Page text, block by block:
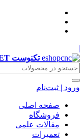
|
تکنوست TECHNOSET | فروش تعمیرات آموزش برنامه نویسی cnc زیمنس فانوک هایدن siemens ,fanuc, heidenhain ,hust, gsk
ورود | ثبت‌نام
صفحه اصلی
فروشگاه
مقالات علمی
تعمیرات